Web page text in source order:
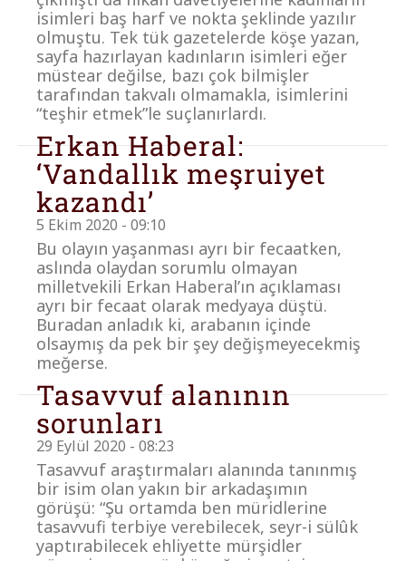
isimleri baş harf ve nokta şeklinde yazılır
olmuştu. Tek tük gazetelerde köşe yazan,
sayfa hazırlayan kadınların isimleri eğer
müstear değilse, bazı çok bilmişler
tarafından takvalı olmamakla, isimlerini
“teşhir etmek”le suçlanırlardı.
Erkan Haberal:
‘Vandallık meşruiyet
kazandı’
5 Ekim 2020 - 09:10
Bu olayın yaşanması ayrı bir fecaatken,
aslında olaydan sorumlu olmayan
milletvekili Erkan Haberal’ın açıklaması
ayrı bir fecaat olarak medyaya düştü.
Buradan anladık ki, arabanın içinde
olsaymış da pek bir şey değişmeyecekmiş
meğerse.
Tasavvuf alanının
sorunları
29 Eylül 2020 - 08:23
Tasavvuf araştırmaları alanında tanınmış
bir isim olan yakın bir arkadaşımın
görüşü: “Şu ortamda ben müridlerine
tasavvufi terbiye verebilecek, seyr-i sülûk
yaptırabilecek ehliyette mürşidler